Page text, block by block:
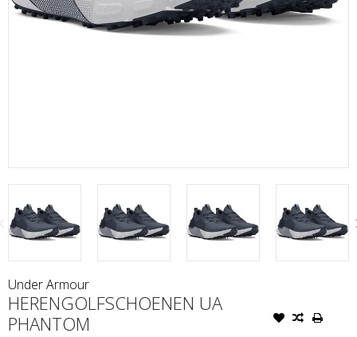
Under Armour
HERENGOLFSCHOENEN UA
PHANTOM